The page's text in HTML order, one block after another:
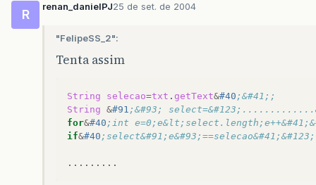
R
renan_danielPJ25 de set. de 2004
"FelipeSS_2":
Tenta assim
String selecao=txt . getText&#40 ;&#41;;
String &#91 ;&#93;
for&#40 ;int
if&#40 ;select&#91;e&#93;==selecao&#41;&#123;